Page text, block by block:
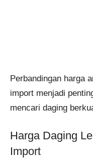
Perbandingan harga
import menjadi
mencari daging
Harga Daging
Import